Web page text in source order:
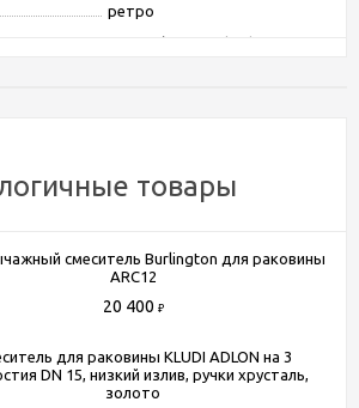
ретро
латунь/Swarovski Elements
потока
двухвентильное
1 отверстие
жёсткая 10 мм
фиксированный
да
товары
смеситель Burlington для раковины
ARC12
20 400 ₽
для раковины KLUDI ADLON на 3
DN 15, низкий излив, ручки хрусталь,
золото